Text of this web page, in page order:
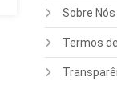
Sobre Nós
Termos